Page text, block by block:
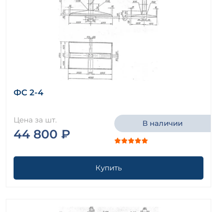
ФС 2-4
Цена за шт.
44 800 ₽
В наличии
Купить